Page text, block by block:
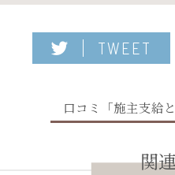
TWEET
口コミ「施主支給
関